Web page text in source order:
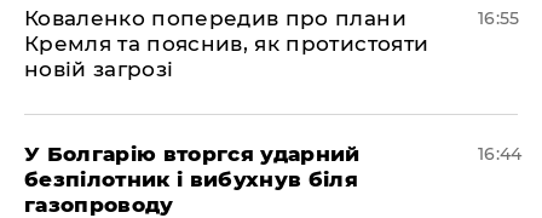
Коваленко попередив про плани
Кремля та пояснив, як протистояти
новій загрозі
16:55
У Болгарію вторгся ударний
безпілотник і вибухнув біля
газопроводу
16:44